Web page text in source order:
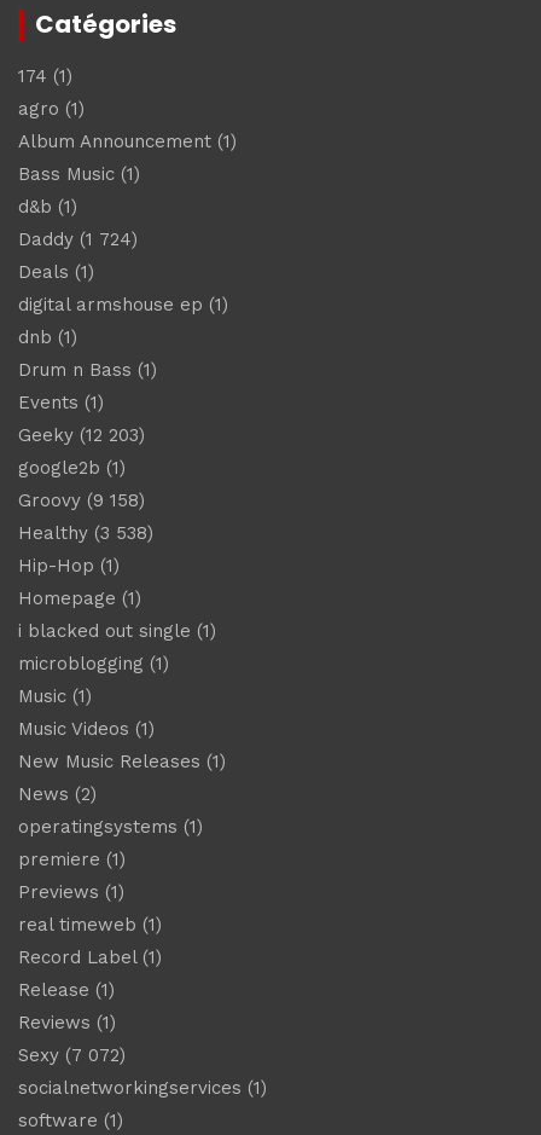
Catégories
174 (1)
agro (1)
Album Announcement (1)
Bass Music (1)
d&b (1)
Daddy (1 724)
Deals (1)
digital armshouse ep (1)
dnb (1)
Drum n Bass (1)
Events (1)
Geeky (12 203)
google2b (1)
Groovy (9 158)
Healthy (3 538)
Hip-Hop (1)
Homepage (1)
i blacked out single (1)
microblogging (1)
Music (1)
Music Videos (1)
New Music Releases (1)
News (2)
operatingsystems (1)
premiere (1)
Previews (1)
real timeweb (1)
Record Label(1)
Release (1)
Reviews (1)
Sexy (7 072)
socialnetworkingservices (1)
software (1)